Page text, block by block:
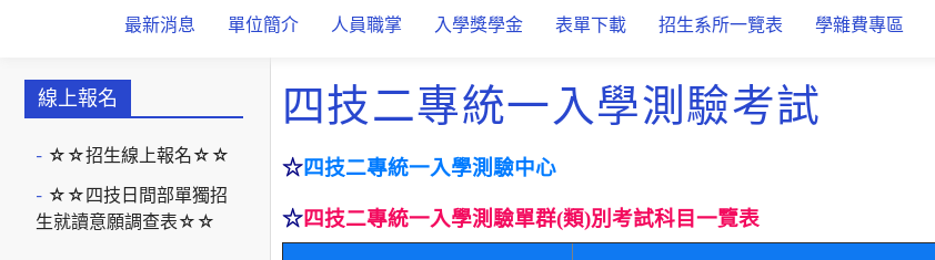
最新消息 單位簡介 人員職掌 入學獎學金 表單下載 招生系所一覽表 學雜費專區
線上報名
☆☆招生線上報名☆☆
☆☆四技日間部單獨招
生就讀意願調查表☆☆
四技二專統一入學測驗考試
☆四技二專統一入學測驗中心
☆四技二專統一入學測驗單群(類)別考試科目一覽表